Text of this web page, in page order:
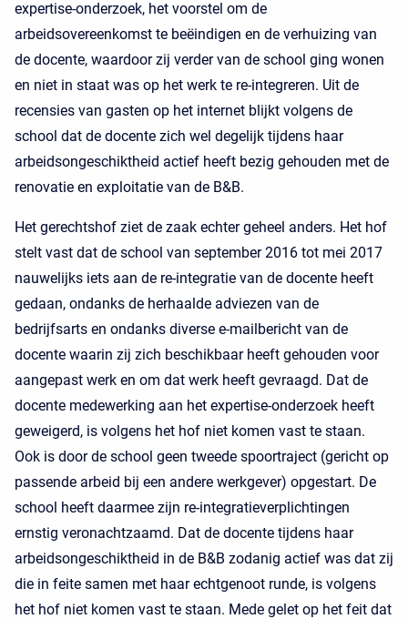
expertise-onderzoek, het voorstel om de
arbeidsovereenkomst te beëindigen en de verhuizing van
de docente, waardoor zij verder van de school ging wonen
en niet in staat was op het werk te re-integreren. Uit de
recensies van gasten op het internet blijkt volgens de
school dat de docente zich wel degelijk tijdens haar
arbeidsongeschiktheid actief heeft bezig gehouden met de
renovatie en exploitatie van de B&B.
Het gerechtshof ziet de zaak echter geheel anders. Het hof
stelt vast dat de school van september 2016 tot mei 2017
nauwelijks iets aan de re-integratie van de docente heeft
gedaan, ondanks de herhaalde adviezen van de
bedrijfsarts en ondanks diverse e-mailbericht van de
docente waarin zij zich beschikbaar heeft gehouden voor
aangepast werk en om dat werk heeft gevraagd. Dat de
docente medewerking aan het expertise-onderzoek heeft
geweigerd, is volgens het hof niet komen vast te staan.
Ook is door de school geen tweede spoortraject (gericht op
passende arbeid bij een andere werkgever) opgestart. De
school heeft daarmee zijn re-integratieverplichtingen
ernstig veronachtzaamd. Dat de docente tijdens haar
arbeidsongeschiktheid in de B&B zodanig actief was dat zij
die in feite samen met haar echtgenoot runde, is volgens
het hof niet komen vast te staan. Mede gelet op het feit dat